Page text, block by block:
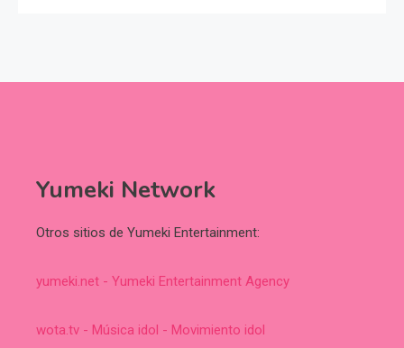
Yumeki Network
Otros sitios de Yumeki Entertainment:
yumeki.net - Yumeki Entertainment Agency
wota.tv - Música idol - Movimiento idol